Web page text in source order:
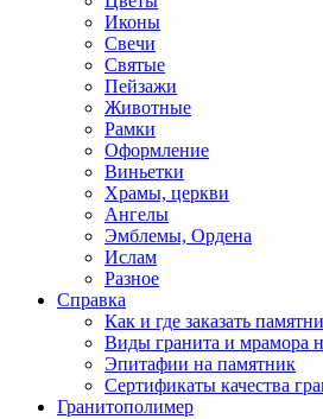
Иконы
Свечи
Святые
Пейзажи
Животные
Рамки
Оформление
Виньетки
Храмы, церкви
Ангелы
Эмблемы, Ордена
Ислам
Разное
Справка
Как и где заказать
Виды гранита и мрамора
Эпитафии на памятник
Сертификаты качества
Гранитополимер